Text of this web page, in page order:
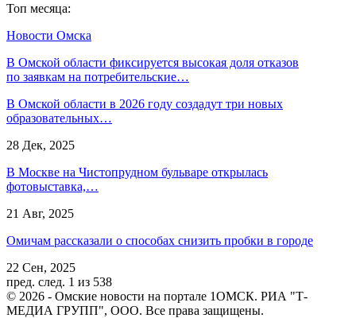
Топ месяца:
Новости Омска
В Омской области фиксируется высокая доля отказов
по заявкам на потребительские…
В Омской области в 2026 году создадут три новых
образовательных…
28 Дек, 2025
В Москве на Чистопрудном бульваре открылась
фотовыставка,…
21 Авг, 2025
Омичам рассказали о способах снизить пробки в городе
22 Сен, 2025
пред. след. 1 из 538
© 2026 - Омские новости на портале 1ОМСК. РИА "Т-
МЕДИА ГРУПП", ООО. Все права защищены.